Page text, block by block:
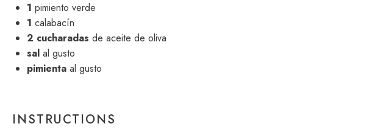
1 pimiento verde
1 calabacín
2 cucharadas de aceite de oliva
sal al gusto
pimienta al gusto
INSTRUCTIONS